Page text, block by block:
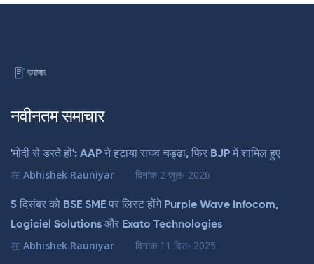
नवीनतम समाचार
'मोदी से डरते हो': AAP ने हटाया राघव चड्ढा, फिर BJP में शामिल हुए
在 Abhishek Rauniyar दिनांक 2 जुल॰ 2026
5 दिसंबर को BSE SME पर लिस्ट होंगे Purple Wave Infocom,
Logiciel Solutions और Exato Technologies
在 Abhishek Rauniyar दिनांक 11 दिस॰ 2025